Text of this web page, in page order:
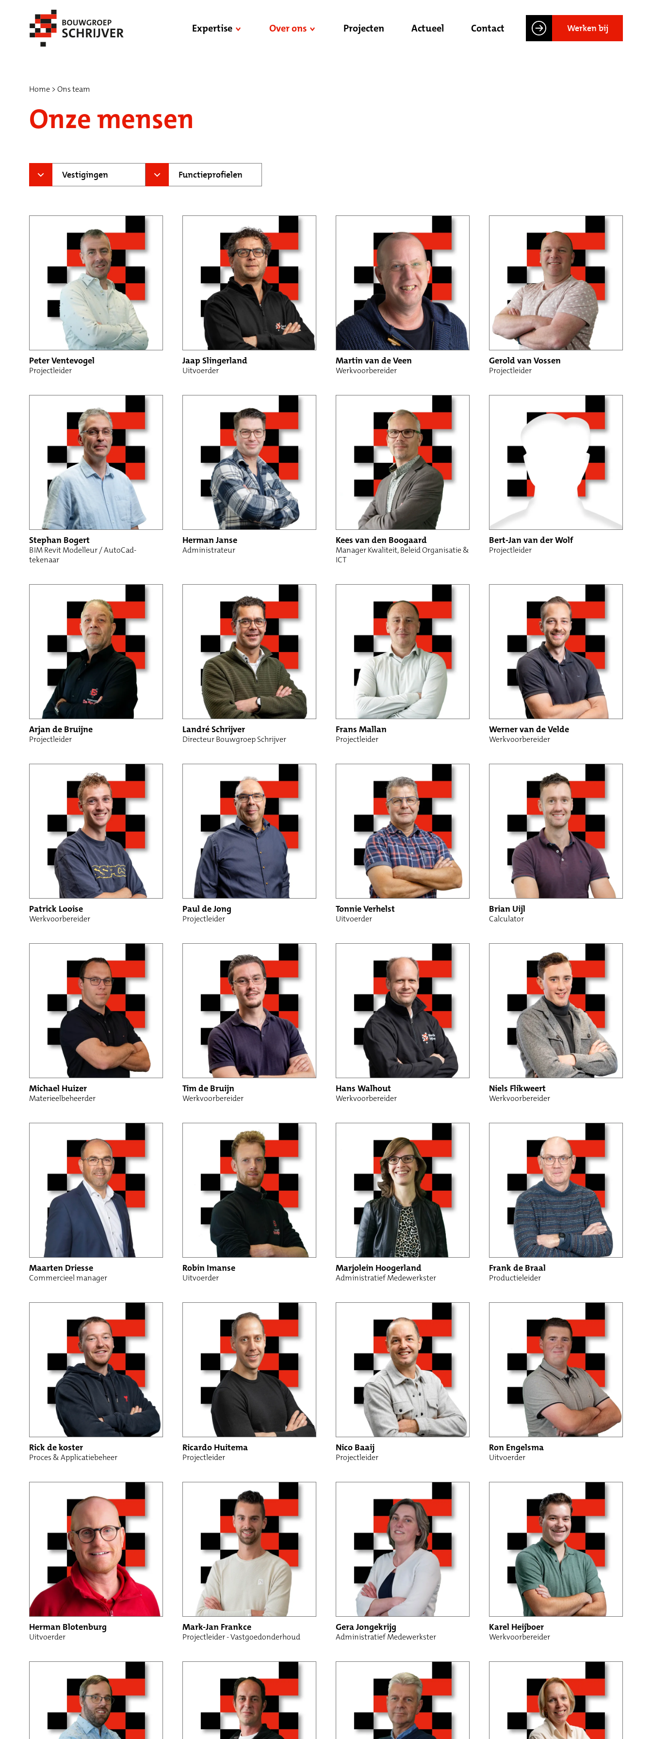
Expertise Over ons Projecten Actueel Contact Werken bij
Home Ons team
Onze mensen
Vestigingen
Jongekrijg Maasbouw B.V.
Broere de Bruijne B.V.
Bouwbedrijf van Driesten B.V.
Schrijver Prefab Solutions
Schrijver Vastgoedontwikkeling B.V.
Huysmeesters Vastgoedonderhoud
BTR Architectuur + Bouwkunde B.V.
Functieprofielen
Werkvoorbereiding
Projectontwikkeling
Onderhouden en beheren
Administratie / Klantcontactcenter
Peter Ventevogel
Projectleider
Jaap Slingerland
Uitvoerder
Martin van de Veen
Werkvoorbereider
Gerold van Vossen
Projectleider
Stephan Bogert
BIM Revit Modelleur / AutoCad-
tekenaar
Herman Janse
Administrateur
Kees van den Boogaard
Manager Kwaliteit, Beleid Organisatie &
ICT
Bert-Jan van der Wolf
Projectleider
Arjan de Bruijne
Projectleider
Landré Schrijver
Directeur Bouwgroep Schrijver
Frans Mallan
Projectleider
Werner van de Velde
Werkvoorbereider
Patrick Looise
Werkvoorbereider
Paul de Jong
Projectleider
Tonnie Verhelst
Uitvoerder
Brian Uijl
Calculator
Michael Huizer
Materieelbeheerder
Tim de Bruijn
Werkvoorbereider
Hans Walhout
Werkvoorbereider
Niels Flikweert
Werkvoorbereider
Maarten Driesse
Commercieel manager
Robin Imanse
Uitvoerder
Marjolein Hoogerland
Administratief Medewerkster
Frank de Braal
Productieleider
Rick de koster
Proces & Applicatiebeheer
Ricardo Huitema
Projectleider
Nico Baaij
Projectleider
Ron Engelsma
Uitvoerder
Herman Blotenburg
Uitvoerder
Mark-Jan Frankce
Projectleider - Vastgoedonderhoud
Gera Jongekrijg
Administratief Medewerkster
Karel Heijboer
Werkvoorbereider